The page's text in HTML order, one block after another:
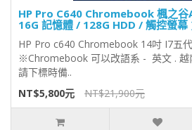
HP Pro C640 Chromebook 楓之
16G 記憶體 / 128G HDD / 觸控螢幕
HP Pro c640 Chromebook 14吋 I7五
※Chromebook 可以改語系 - 英文 . 越
請下標時備..
NT$5,800元
NT$21,900元